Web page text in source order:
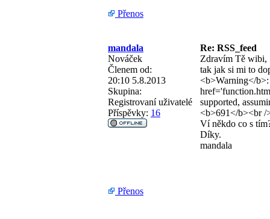
Přenos
mandala
Re: RSS_feed
Nováček
Členem od:
20:10 5.8.2013
Skupina:
Registrovaní uživatelé
Příspěvky: 16
Zdravím Tě wibi,
tak jak si mi to
<b>Warning</
supported,
<b>691</b><br /
Ví někdo co s
Díky.
mandala
Přenos